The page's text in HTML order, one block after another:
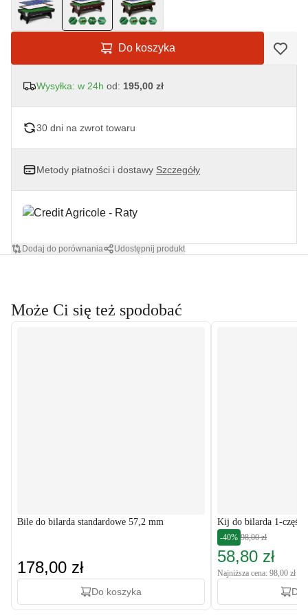
Do koszyka
Wysyłka: w 24h od: 195,00 zł
30 dni na zwrot towaru
Metody płatności i dostawy Szczegóły
Dodaj do porównania Udostępnij produkt
Może Ci się też spodobać
Bile do bilarda standardowe 57,2 mm
178,00 zł
Do koszyka
Kij do bilarda 1-
-40% 98,00 zł
58,80 zł
Najniższa cena: 98,00 zł
Do